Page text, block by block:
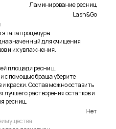
Ламинирование ресниц
Lash&Go
процедуры
для очищения
и их увлажнения.
площади ресниц,
с помощью браша уберите
краски. Состав можно оставить
растворения остатков и
ресниц.
Нет